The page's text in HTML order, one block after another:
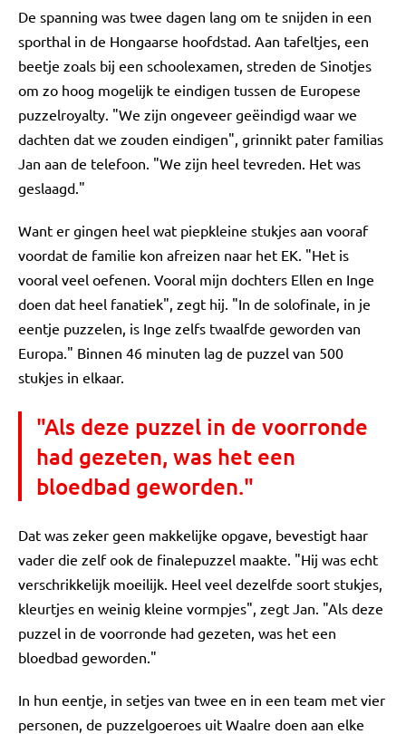
De spanning was twee dagen lang om te snijden in een
sporthal in de Hongaarse hoofdstad. Aan tafeltjes, een
beetje zoals bij een schoolexamen, streden de Sinotjes
om zo hoog mogelijk te eindigen tussen de Europese
puzzelroyalty. "We zijn ongeveer geëindigd waar we
dachten dat we zouden eindigen", grinnikt pater familias
Jan aan de telefoon. "We zijn heel tevreden. Het was
geslaagd."
Want er gingen heel wat piepkleine stukjes aan vooraf
voordat de familie kon afreizen naar het EK. "Het is
vooral veel oefenen. Vooral mijn dochters Ellen en Inge
doen dat heel fanatiek", zegt hij. "In de solofinale, in je
eentje puzzelen, is Inge zelfs twaalfde geworden van
Europa." Binnen 46 minuten lag de puzzel van 500
stukjes in elkaar.
"Als deze puzzel in de voorronde
had gezeten, was het een
bloedbad geworden."
Dat was zeker geen makkelijke opgave, bevestigt haar
vader die zelf ook de finalepuzzel maakte. "Hij was echt
verschrikkelijk moeilijk. Heel veel dezelfde soort stukjes,
kleurtjes en weinig kleine vormpjes", zegt Jan. "Als deze
puzzel in de voorronde had gezeten, was het een
bloedbad geworden."
In hun eentje, in setjes van twee en in een team met vier
personen, de puzzelgoeroes uit Waalre doen aan elke